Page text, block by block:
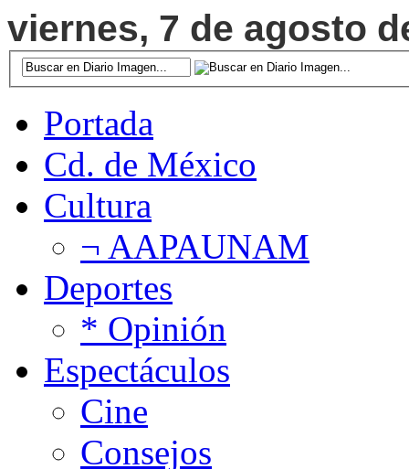
viernes, 7 de agosto
Portada
Cd. de México
Cultura
¬ AAPAUNAM
Deportes
* Opinión
Espectáculos
Cine
Consejos